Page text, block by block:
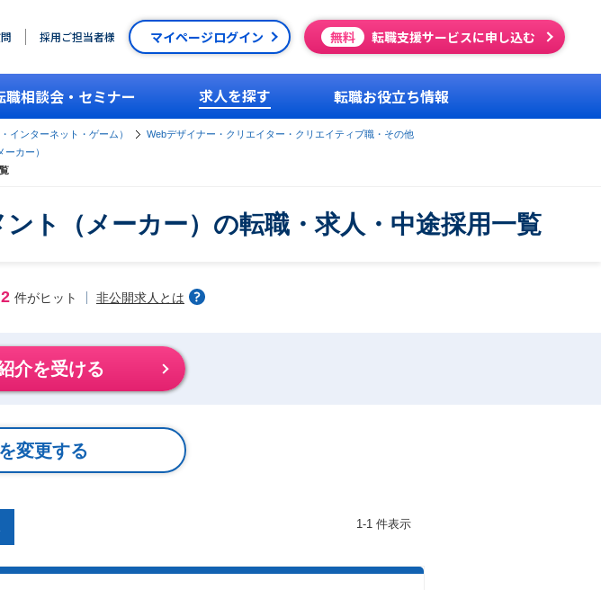
採用ご担当者様 マイページログイン 無料 転職支援サービスに申し込む
職相談会・セミナー 求人を探す 転職お役立ち情報
インターネット・ゲーム）
Webデザイナー・クリエイター・クリエイティブ職・その他
カー）
ト（メーカー）の転職・求人・中途採用一覧
2 件がヒット 非公開求人とは
介を受ける
変更する
1-1 件表示